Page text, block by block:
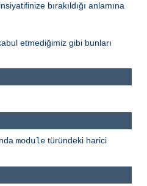
bırakıldığı anlamına
etmediğimiz gibi bunları
module türündeki harici